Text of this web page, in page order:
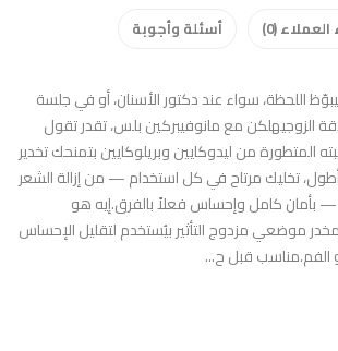
العملاء (0) أسئلة وأجوبة
اللحظة، سواء عند دكتور الأسنان، أو في جلسة
الزوجيهلكن مع مانوفيبركين بلس، تقدر تقول
المتطورة من ليدوكايين وبريلوكايين بتمنحك تخدير
تخليك مرتاح في كل استخدام — من إزالة الشعر
بأمان كامل وإحساس فعلاً بالفرق.إيه هو
موضعي مزدوج التأثير بيُستخدم لتقليل الإحساس
الفم.مناسب قبل ح...